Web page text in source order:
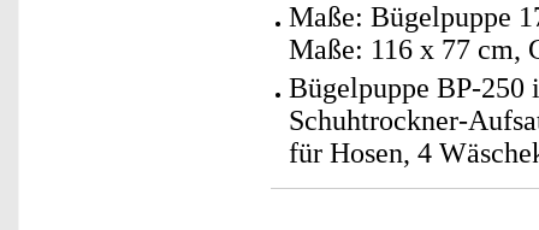
Maße: Bügelpuppe
Maße: 116 x 77 cm,
Bügelpuppe BP-250
Schuhtrockner-
für Hosen, 4